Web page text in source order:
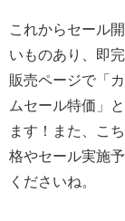
これからセール
いものあり、即
販売ページで「
ムセール特価」
ます！また、こ
格やセール実施
くださいね。